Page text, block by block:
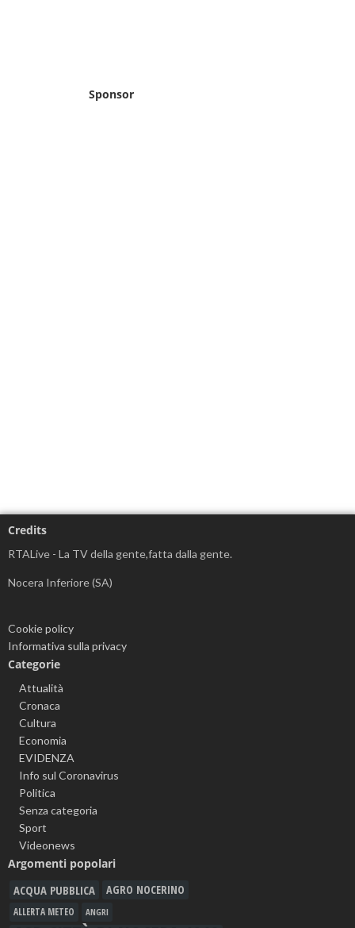
Sponsor
Credits
RTALive - La TV della gente,fatta dalla gente.
Nocera Inferiore (SA)
Cookie policy
Informativa sulla privacy
Categorie
Attualità
Cronaca
Cultura
Economia
EVIDENZA
Info sul Coronavirus
Politica
Senza categoria
Sport
Videonews
Argomenti popolari
ACQUA PUBBLICA AGRO NOCERINO
ALLERTA METEO ANGRI